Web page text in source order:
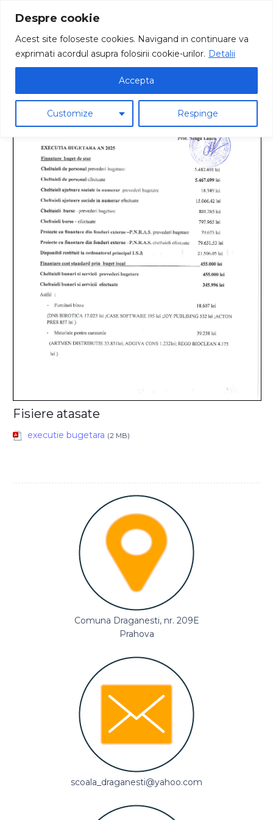
Despre cookie
Acest site foloseste cookies. Navigand in continuare va
exprimati acordul asupra folosirii cookie-urilor. Detalii
Customize Respinge
Accepta
Fisiere atasate
executie bugetara (2 MB)
Comuna Draganesti, nr. 209E
Prahova
scoala_draganesti@yahoo.com